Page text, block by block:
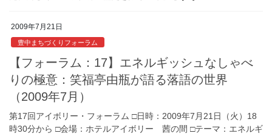
2009年7月21日
豊中まちづくりフォーラム
【フォーラム：17】エネルギッシュなしゃべ
りの極意：笑福亭由瓶が語る落語の世界
（2009年7月）
第17回アイボリー・フォーラム □日時：2009年7月21日（火）18
時30分から □会場：ホテルアイボリー 茜の間 □テーマ：エネルギ